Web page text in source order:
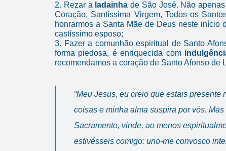
2. Rezar a ladainha de São José. Não
Coração, Santíssima Virgem, Todos os
honrarmos a Santa Mãe de Deus neste início
castíssimo esposo;
3. Fazer a comunhão espiritual de Santo
forma piedosa, é enriquecida com
recomendamos a coração de Santo Afonso de
“Meu Jesus, eu creio que estais presente
coisas e minha alma suspira por vós.
Sacramento, vinde, ao menos
estivésseis comigo: uno-me convosco